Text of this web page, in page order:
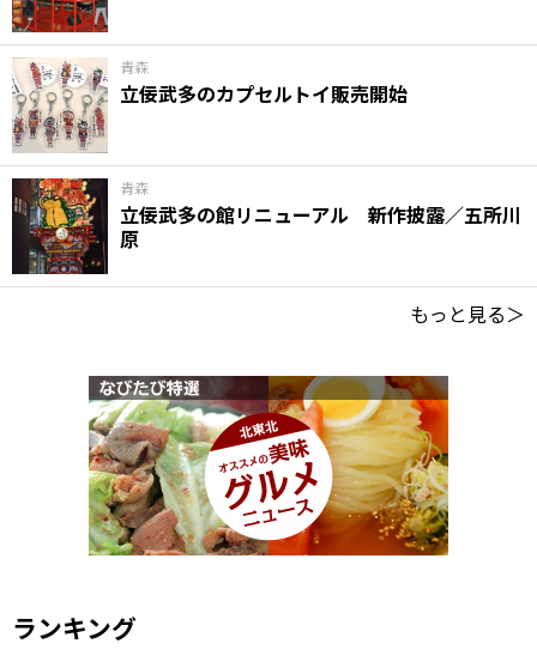
青森
立佞武多のカプセルトイ販売開始
青森
立佞武多の館リニューアル 新作披露／五所川
原
もっと見る＞
ランキング